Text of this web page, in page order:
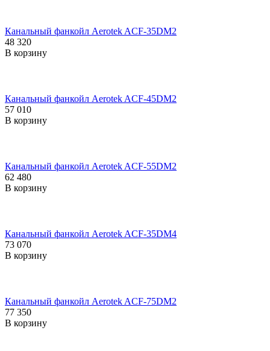
Канальный фанкойл Aerotek ACF-35DM2
48 320
В корзину
Канальный фанкойл Aerotek ACF-45DM2
57 010
В корзину
Канальный фанкойл Aerotek ACF-55DM2
62 480
В корзину
Канальный фанкойл Aerotek ACF-35DM4
73 070
В корзину
Канальный фанкойл Aerotek ACF-75DM2
77 350
В корзину